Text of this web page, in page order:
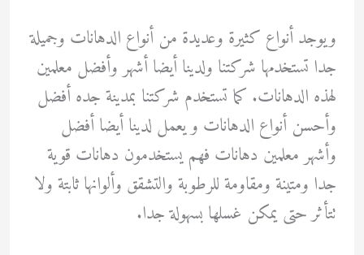
ويوجد أنواع كثيرة وعديدة من أنواع الدهانات وجميلة
جدا تستخدمها شركتنا ولدينا أيضا أشهر وأفضل معلمين
لهذه الدهانات. كما تستخدم شركتنا بمدينة جده أفضل
وأحسن أنواع الدهانات و يعمل لدينا أيضا أفضل
وأشهر معلمين دهانات فهم يستخدمون دهانات قوية
جدا ومتينة ومقاومة للرطوبة والتشقق وألوانها ثابتة ولا
تتأثر حتى يمكن غسلها بسهولة جدا.